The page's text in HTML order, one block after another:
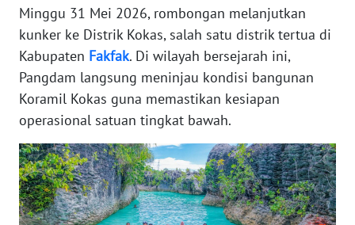
Minggu 31 Mei 2026, rombongan melanjutkan
kunker ke Distrik Kokas, salah satu distrik tertua di
Kabupaten Fakfak. Di wilayah bersejarah ini,
Pangdam langsung meninjau kondisi bangunan
Koramil Kokas guna memastikan kesiapan
operasional satuan tingkat bawah.
WN
NTT
WN
KEPRI
WN
PAPUA
WN
PAPUA
BARAT